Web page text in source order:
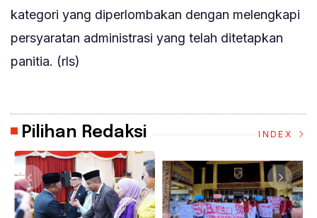
kategori yang diperlombakan dengan melengkapi
persyaratan administrasi yang telah ditetapkan
panitia. (rls)
Pilihan Redaksi INDEX